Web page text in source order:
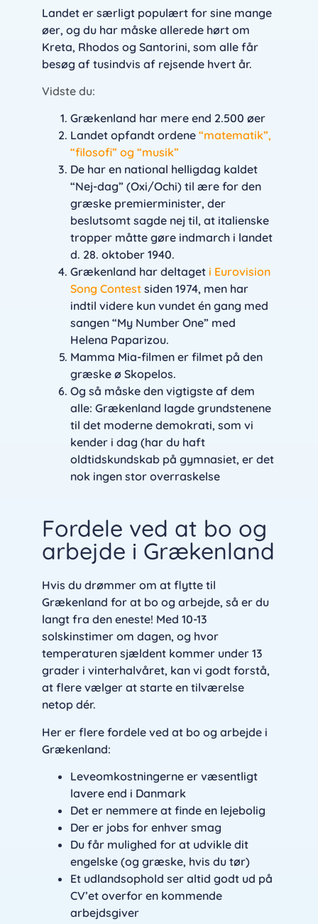
Landet er særligt populært for sine mange
øer, og du har måske allerede hørt om
Kreta, Rhodos og Santorini, som alle får
besøg af tusindvis af rejsende hvert år.
Vidste du:
Grækenland har mere end 2.500 øer
Landet opfandt ordene“matematik”,
“filosofi” og “musik”
De har en national helligdag kaldet
“Nej-dag” (Oxi/Ochi) til ære for den
græske premierminister, der
beslutsomt sagde nej til, at italienske
tropper måtte gøre indmarch i landet
d. 28. oktober 1940.
Grækenland har deltaget i Eurovision
Song Contest siden 1974, men har
indtil videre kun vundet én gang med
sangen “My Number One” med
Helena Paparizou.
Mamma Mia-filmen er filmet på den
græske ø Skopelos.
Og så måske den vigtigste af dem
alle: Grækenland lagde grundstenene
til det moderne demokrati, som vi
kender i dag (har du haft
oldtidskundskab på gymnasiet, er det
nok ingen stor overraskelse
Fordele ved at bo og
arbejde i Grækenland
Hvis du drømmer om at flytte til
Grækenland for at bo og arbejde, så er du
langt fra den eneste! Med 10-13
solskinstimer om dagen, og hvor
temperaturen sjældent kommer under 13
grader i vinterhalvåret, kan vi godt forstå,
at flere vælger at starte en tilværelse
netop dér.
Her er flere fordele ved at bo og arbejde i
Grækenland:
Leveomkostningerne er væsentligt
lavere end i Danmark
Det er nemmere at finde en lejebolig
Der er jobs for enhver smag
Du får mulighed for at udvikle dit
engelske (og græske, hvis du tør)
Et udlandsophold ser altid godt ud på
CV’et overfor en kommende
arbejdsgiver